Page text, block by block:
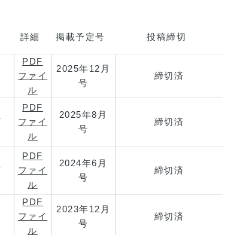
詳細 掲載予定号 投稿締切
PDF
ファイ
ル
2025年12月
号
締切済
PDF
ファイ
ル
2025年8月
号
締切済
PDF
ファイ
ル
2024年6月
号
締切済
PDF
ファイ
ル
2023年12月
号
締切済